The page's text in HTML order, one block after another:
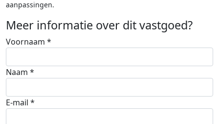
aanpassingen.
Meer informatie over dit vastgoed?
Voornaam *
Naam *
E-mail *